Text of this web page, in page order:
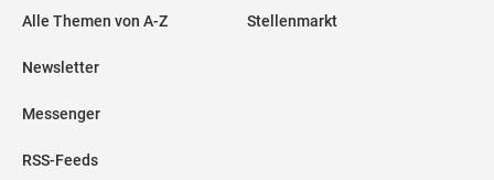
Alle Themen von A-Z
Newsletter
Messenger
RSS-Feeds
Stellenmarkt